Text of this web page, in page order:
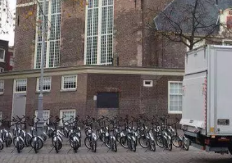
stad en ...
Rotterdam